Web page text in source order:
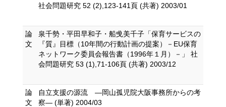
社会問題研究 52 (2),123-141頁 (共著) 2003/01
論
文
泉千勢・平田早和子・船曵美千子「保育サービスの
『質』目標（10年間の行動計画の提案）－EU保育
ネットワーク委員会報告書（1996年１月）－」 社
会問題研究 53 (1),71-106頁 (共著) 2003/12
論
文
自立支援の源流 ―岡山孤児院大阪事務所からの考
察― (単著) 2004/03